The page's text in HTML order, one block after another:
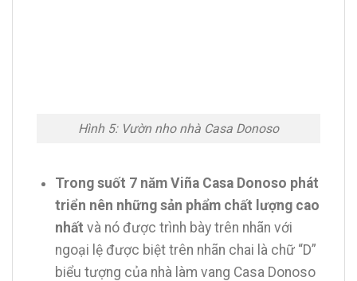
Hình 5: Vườn nho nhà Casa Donoso
Trong suốt 7 năm Viña Casa Donoso phát
triển nên những sản phẩm chất lượng cao
nhất và nó được trình bày trên nhãn với
ngoại lệ được biệt trên nhãn chai là chữ “D”
biểu tượng của nhà làm vang Casa Donoso